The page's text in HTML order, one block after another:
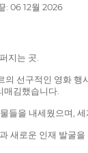
: 06 12월 2026
지는 곳.
의 선구적인 영화
매김했습니다.
들을 내세웠으며,
새로운 인재 발굴